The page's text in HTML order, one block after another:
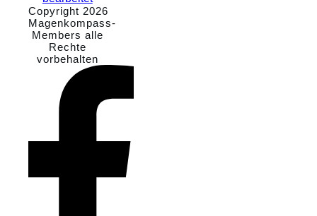
Copyright 2026
Magenkompass-
Members alle
Rechte
vorbehalten